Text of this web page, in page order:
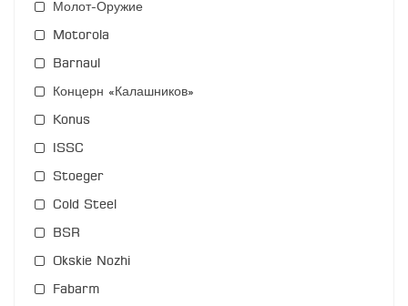
Молот-Оружие
Motorola
Barnaul
Концерн «Калашников»
Konus
ISSC
Stoeger
Cold Steel
BSR
Okskie Nozhi
Fabarm